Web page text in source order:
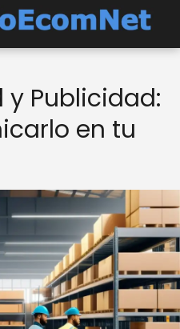
Publicidad:
en tu